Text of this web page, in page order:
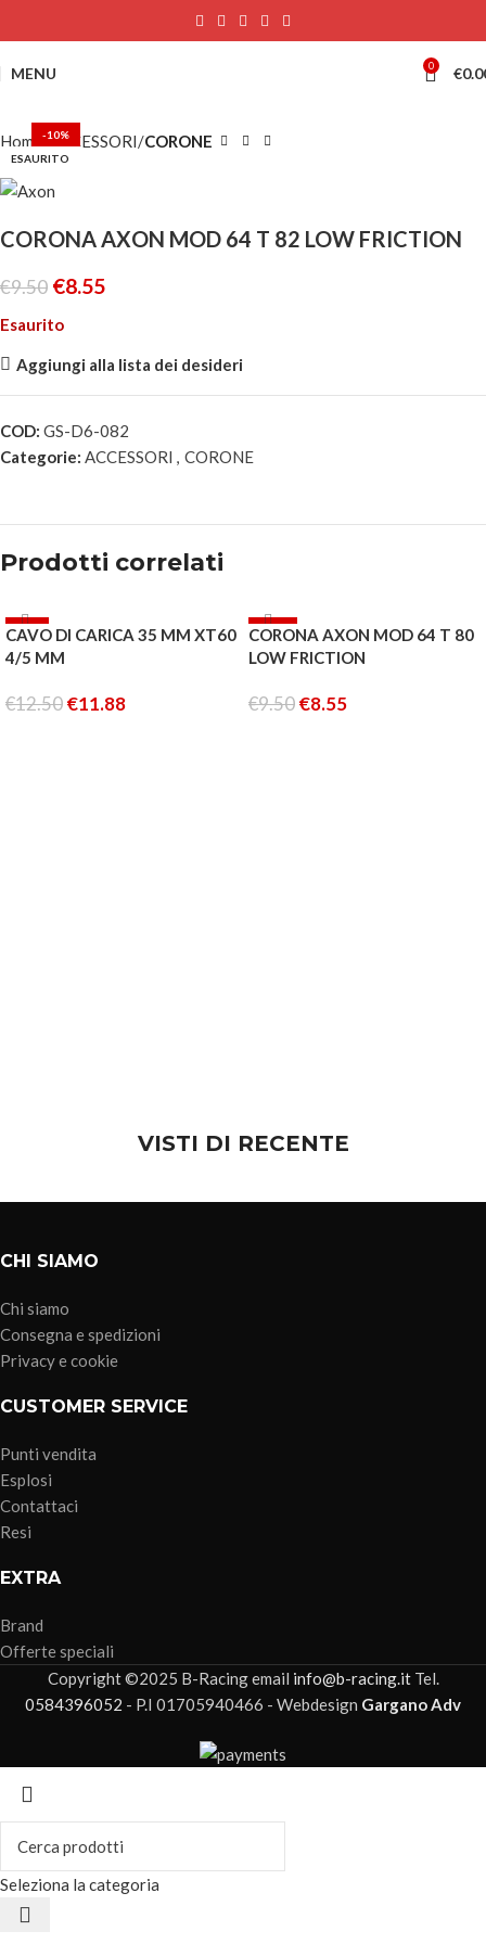
MENU 0 €
-10%
ESAURITO
Home ACCESSORI CORONE
CORONA AXON MOD 64 T 82 LOW FRICTION
€9.50 €8.55
Esaurito
Aggiungi alla lista dei desideri
COD: GS-D6-082
Categorie: ACCESSORI , CORONE
Prodotti correlati
-5%
ESAURITO
CAVO DI CARICA 35 MM XT60
4/5 MM
€12.50€11.88
-10%
ESAURITO
CORONA AXON MOD 64 T 80
LOW FRICTION
€9.50€8.55
VISTI DI RECENTE
CHI SIAMO
Chi siamo
Consegna e spedizioni
Privacy e cookie
CUSTOMER SERVICE
Punti vendita
Esplosi
Contattaci
Resi
EXTRA
Brand
Offerte speciali
Copyright ©2025 B-Racing email info@b-racing.itTel.
0584396052 - P.I 01705940466 - Webdesign Gargano Adv
Seleziona la categoria